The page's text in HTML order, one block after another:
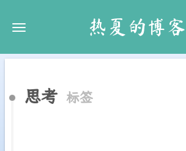
热夏的博客
思考 标签